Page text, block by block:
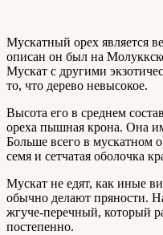
Мускатный орех является
описан он был на
Мускат с другими
то, что дерево невысокое.
Высота его в среднем
ореха пышная крона. Она
Больше всего в мускатном
семя и сетчатая оболочка
Мускат не едят, как иные
обычно делают пряности.
жгуче-перечный, который
постепенно.